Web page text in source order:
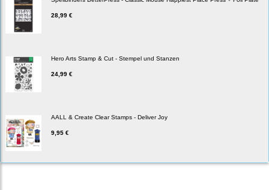
28,99 €
Hero Arts Stamp & Cut - Stempel und Stanzen
24,99 €
AALL & Create Clear Stamps - Deliver Joy
9,95 €